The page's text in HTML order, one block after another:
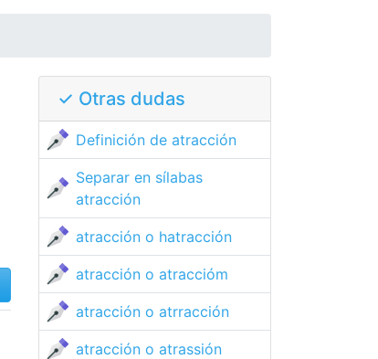
✓ Otras dudas
Definición de atracción
Separar en sílabas
atracción
atracción o hatracción
atracción o atraccióm
atracción o atrracción
atracción o atrassión